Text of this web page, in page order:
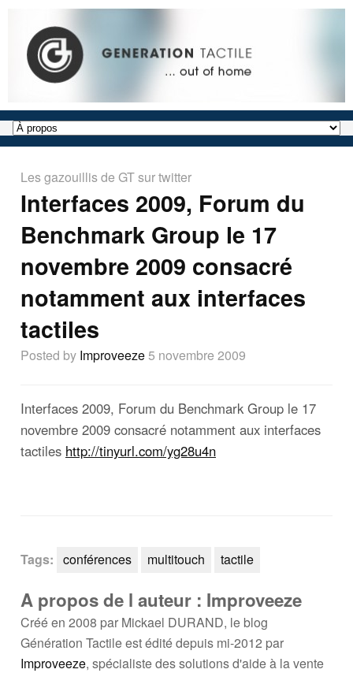
Les gazouillis de GT sur twitter
Interfaces 2009, Forum du
Benchmark Group le 17
novembre 2009 consacré
notamment aux interfaces
tactiles
Posted by Improveeze5 novembre 2009
Interfaces 2009, Forum du Benchmark Group le 17
novembre 2009 consacré notamment aux interfaces
tactiles http://tinyurl.com/yg28u4n
Tags: conférences multitouch tactile
A propos de l auteur : Improveeze
Créé en 2008 par Mickael DURAND, le blog
Génération Tactile est édité depuis mi-2012 par
Improveeze, spécialiste des solutions d'aide à la vente